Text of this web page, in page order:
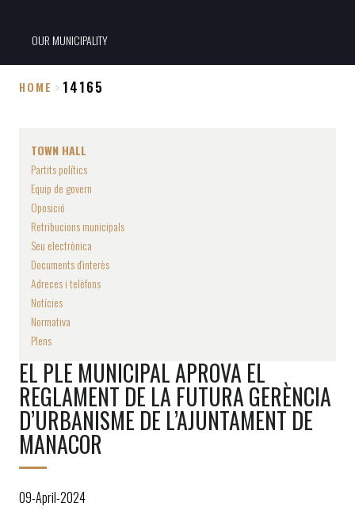
OUR MUNICIPALITY
HOME 14165
TOWN HALL
Partits polítics
Equip de govern
Oposició
Retribucions municipals
Seu electrònica
Documents d'interès
Adreces i telèfons
Notícies
Normativa
Plens
EL PLE MUNICIPAL APROVA EL
REGLAMENT DE LA FUTURA GERÈNCIA
D’URBANISME DE L’AJUNTAMENT DE
MANACOR
09-April-2024